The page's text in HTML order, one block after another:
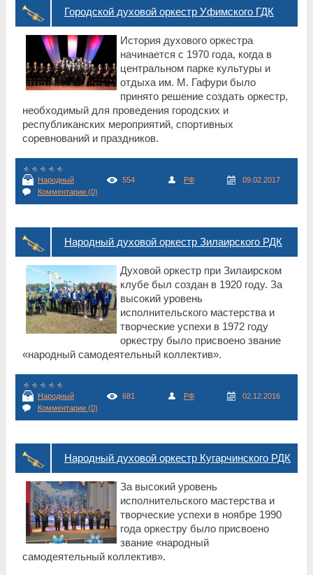
Городской духовой оркестр Уфимского ГДК
История духового оркестра
начинается с 1970 года, когда в
центральном парке культуры и
отдыха им. М. Гафури было
принято решение создать оркестр,
необходимый для проведения городских и
республиканских мероприятий, спортивных
соревнований и праздников.
Народный 554 РФ
09.02.2017
Комментарии (0)
Народный духовой оркестр Зилаирского РДК
Духовой оркестр при Зилаирском
клубе был создан в 1920 году. За
высокий уровень
исполнительского мастерства и
творческие успехи в 1972 году
оркестру было присвоено звание
«народный самодеятельный коллектив».
Народный 681 РФ
02.12.2016
Комментарии (0)
Народный духовой оркестр Кугарчинского РДК
За высокий уровень
исполнительского мастерства и
творческие успехи в ноябре 1990
года оркестру было присвоено
звание «народный
самодеятельный коллектив».